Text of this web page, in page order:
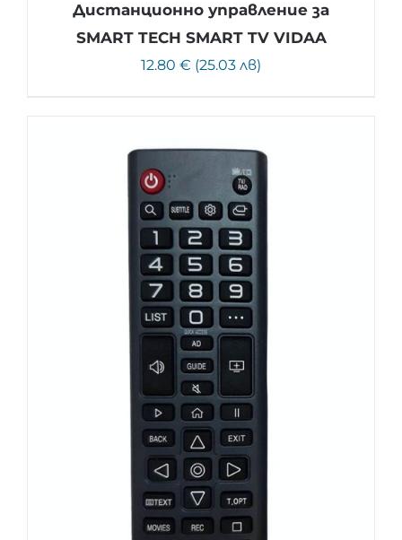
Дистанционно управление за
SMART TECH SMART TV VIDAA
12.80 € (25.03 лв)